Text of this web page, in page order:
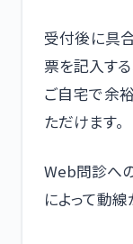
受付後に具
票を記入する
ご自宅で余
ただけます。
Web問診へ
によって動線